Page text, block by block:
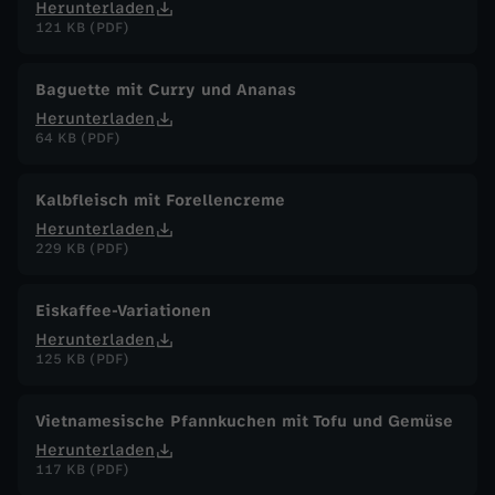
Herunterladen
121 KB (PDF)
Baguette mit Curry und Ananas
Herunterladen
64 KB (PDF)
Kalbfleisch mit Forellencreme
Herunterladen
229 KB (PDF)
Eiskaffee-Variationen
Herunterladen
125 KB (PDF)
Vietnamesische Pfannkuchen mit Tofu und Gemüse
Herunterladen
117 KB (PDF)